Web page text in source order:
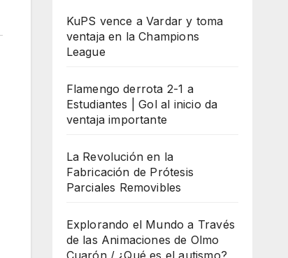
KuPS vence a Vardar y toma
ventaja en la Champions
League
Flamengo derrota 2-1 a
Estudiantes | Gol al inicio da
ventaja importante
La Revolución en la
Fabricación de Prótesis
Parciales Removibles
Explorando el Mundo a Través
de las Animaciones de Olmo
Cuarón / ¿Qué es el autismo?